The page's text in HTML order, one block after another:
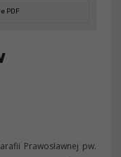
PDF
Prawosławnej pw.